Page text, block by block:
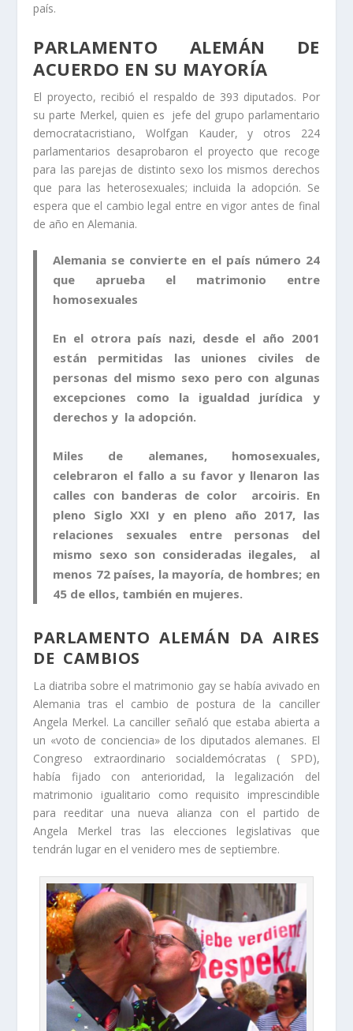
país.
PARLAMENTO ALEMÁN DE
ACUERDO EN SU MAYORÍA
El proyecto, recibió el respaldo de 393 diputados. Por
su parte Merkel, quien es jefe del grupo parlamentario
democratacristiano, Wolfgan Kauder, y otros 224
parlamentarios desaprobaron el proyecto que recoge
para las parejas de distinto sexo los mismos derechos
que para las heterosexuales; incluida la adopción. Se
espera que el cambio legal entre en vigor antes de final
de año en Alemania.
Alemania se convierte en el país número 24
que aprueba el matrimonio entre
homosexuales
En el otrora país nazi, desde el año 2001
están permitidas las uniones civiles de
personas del mismo sexo pero con algunas
excepciones como la igualdad jurídica y
derechos y la adopción.
Miles de alemanes, homosexuales,
celebraron el fallo a su favor y llenaron las
calles con banderas de color arcoiris. En
pleno Siglo XXI y en pleno año 2017, las
relaciones sexuales entre personas del
mismo sexo son consideradas ilegales, al
menos 72 países, la mayoría, de hombres; en
45 de ellos, también en mujeres.
PARLAMENTO ALEMÁN DA AIRES
DE CAMBIOS
La diatriba sobre el matrimonio gay se había avivado en
Alemania tras el cambio de postura de la canciller
Angela Merkel. La canciller señaló que estaba abierta a
un «voto de conciencia» de los diputados alemanes. El
Congreso extraordinario socialdemócratas ( SPD),
había fijado con anterioridad, la legalización del
matrimonio igualitario como requisito imprescindible
para reeditar una nueva alianza con el partido de
Angela Merkel tras las elecciones legislativas que
tendrán lugar en el venidero mes de septiembre.